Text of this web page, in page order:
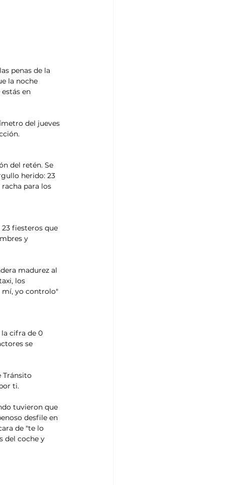
penas de la
la noche
en
del jueves
del retén. Se
herido: 23
para los
fiesteros que
y
madurez al
los
mí, yo controlo"
cifra de 0
se
Tránsito
ti.
tuvieron que
desfile en
de "te lo
del coche y